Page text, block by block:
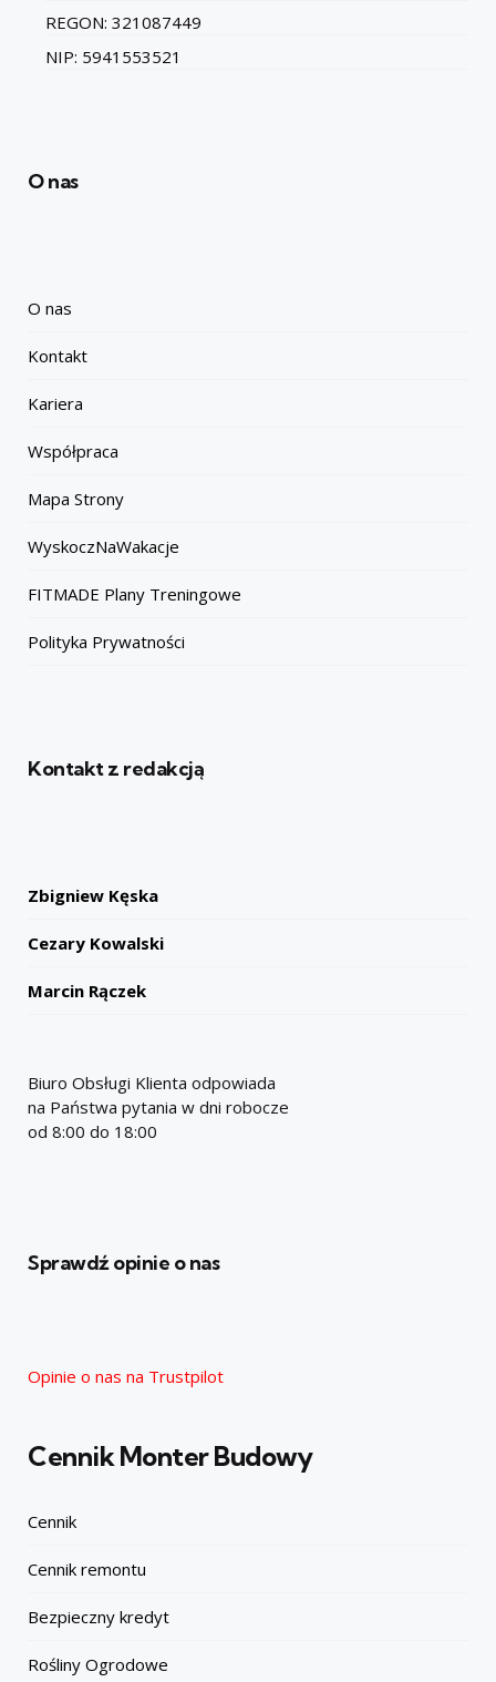
REGON: 321087449
NIP: 5941553521
O nas
O nas
Kontakt
Kariera
Współpraca
Mapa Strony
WyskoczNaWakacje
FITMADE Plany Treningowe
Polityka Prywatności
Kontakt z redakcją
Zbigniew Kęska
Cezary Kowalski
Marcin Rączek
Biuro Obsługi Klienta odpowiada
na Państwa pytania w dni robocze
od 8:00 do 18:00
Sprawdź opinie o nas
Opinie o nas na Trustpilot
Cennik Monter Budowy
Cennik
Cennik remontu
Bezpieczny kredyt
Rośliny Ogrodowe